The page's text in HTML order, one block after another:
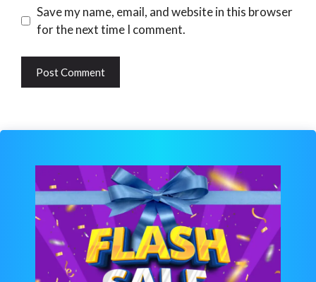
Website
Save my name, email, and website in this browser
for the next time I comment.